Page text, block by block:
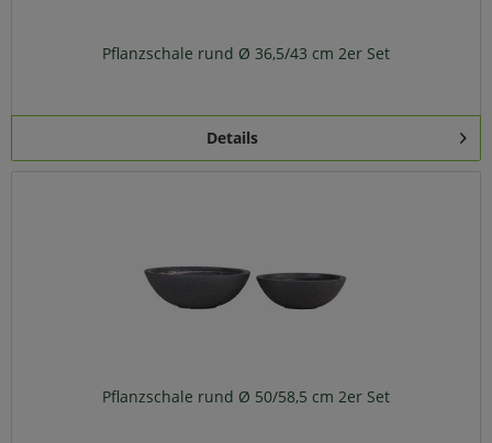
Pflanzschale rund Ø 36,5/43 cm 2er Set
Details
Pflanzschale rund Ø 50/58,5 cm 2er Set